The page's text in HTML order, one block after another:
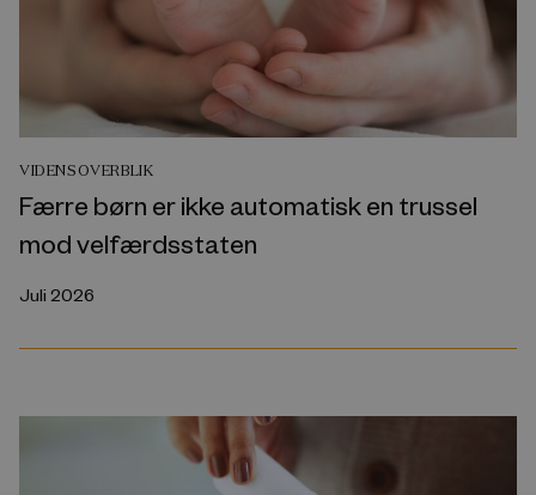
VIDENSOVERBLIK
Færre børn er ikke automatisk en trussel
mod velfærdsstaten
Juli 2026